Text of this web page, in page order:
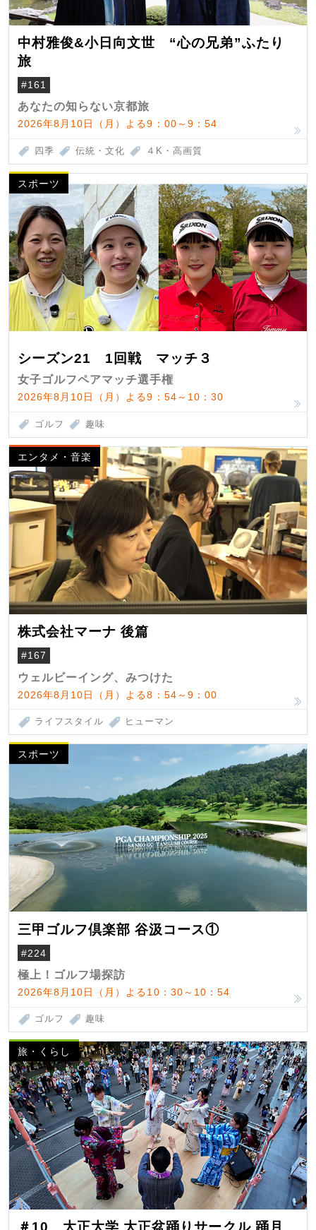
中村雅俊&小日向文世 “心の兄弟”ふたり
旅
#161
あなたの知らない京都旅
2026年8月10日（月）よる9：00～9：54
四季 伝統・文化 ４K・高画質
スポーツ
シーズン21 1回戦 マッチ３
女子ゴルフペアマッチ選手権
2026年8月10日（月）よる9：54～10：30
ゴルフ 趣味
エンタメ・音楽
株式会社マーナ 後篇
#167
ウェルビーイング、みつけた
2026年8月10日（月）よる8：54～9：00
ライフスタイル ヒューマン
スポーツ
三甲ゴルフ倶楽部 谷汲コース①
#224
極上！ゴルフ場探訪
2026年8月10日（月）よる10：30～10：54
ゴルフ 趣味
旅・くらし
＃10 大正大学 大正盆踊りサークル 踊月